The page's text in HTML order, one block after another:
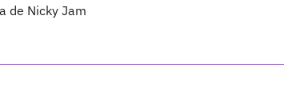
de Nicky Jam